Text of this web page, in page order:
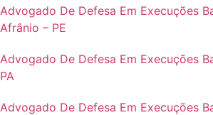
Advogado De Defesa Em Execuções
Afrânio – PE
Advogado De Defesa Em Execuções
PA
Advogado De Defesa Em Execuções